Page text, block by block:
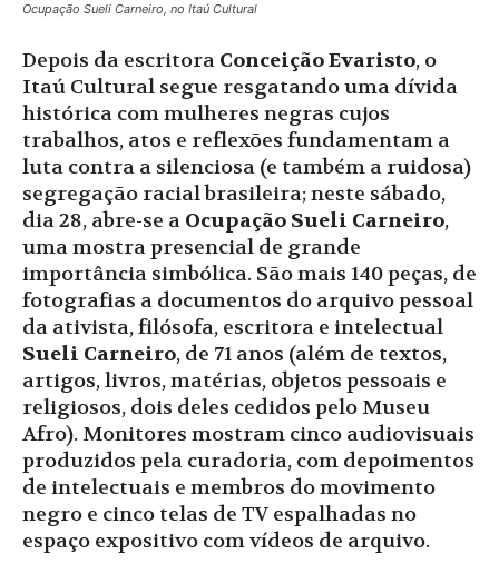
Ocupação Sueli Carneiro, no Itaú Cultural
Depois da escritora Conceição Evaristo, o
Itaú Cultural segue resgatando uma dívida
histórica com mulheres negras cujos
trabalhos, atos e reflexões fundamentam a
luta contra a silenciosa (e também a ruidosa)
segregação racial brasileira; neste sábado,
dia 28, abre-se a Ocupação Sueli Carneiro,
uma mostra presencial de grande
importância simbólica. São mais 140 peças, de
fotografias a documentos do arquivo pessoal
da ativista, filósofa, escritora e intelectual
Sueli Carneiro, de 71 anos (além de textos,
artigos, livros, matérias, objetos pessoais e
religiosos, dois deles cedidos pelo Museu
Afro). Monitores mostram cinco audiovisuais
produzidos pela curadoria, com depoimentos
de intelectuais e membros do movimento
negro e cinco telas de TV espalhadas no
espaço expositivo com vídeos de arquivo.